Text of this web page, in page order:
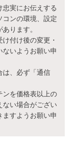
実にお伝えする
コンの環境、設定
ります。
付け後の変更・
いようお願い申
は、必ず「通信
を価格表以上の
ない場合がござい
ますようお願い申